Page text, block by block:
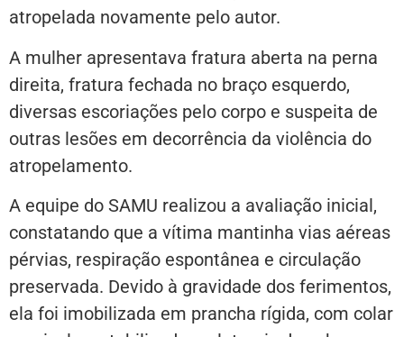
atropelada novamente pelo autor.
A mulher apresentava fratura aberta na perna
direita, fratura fechada no braço esquerdo,
diversas escoriações pelo corpo e suspeita de
outras lesões em decorrência da violência do
atropelamento.
A equipe do SAMU realizou a avaliação inicial,
constatando que a vítima mantinha vias aéreas
pérvias, respiração espontânea e circulação
preservada. Devido à gravidade dos ferimentos,
ela foi imobilizada em prancha rígida, com colar